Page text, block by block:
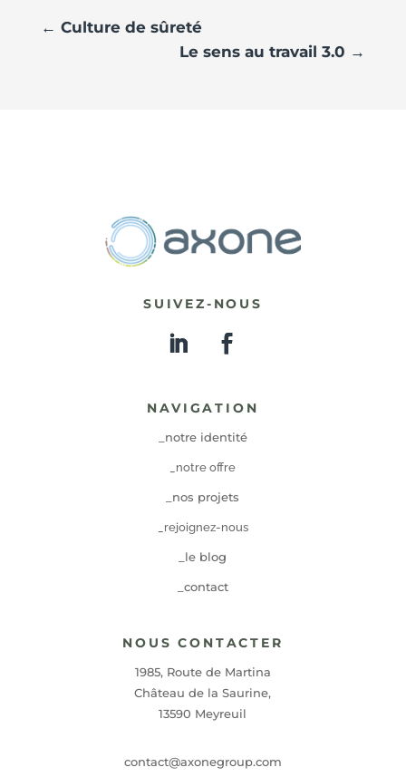
← Culture de sûreté
Le sens au travail 3.0 →
SUIVEZ-NOUS
NAVIGATION
_notre identité
_notre offre
_nos projets
_rejoignez-nous
_le blog
_contact
NOUS CONTACTER
1985, Route de Martina
Château de la Saurine,
13590 Meyreuil
contact@axonegroup.com